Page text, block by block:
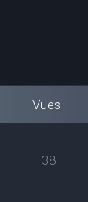
Vues
38